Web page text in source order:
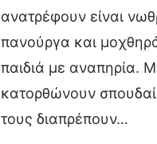
ανατρέφουν είναι
πανούργα και
παιδιά με αναπηρία.
κατορθώνουν
τους διαπρέπουν…